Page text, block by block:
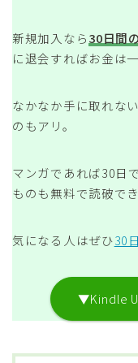
新規加入なら30日間
に退会すればお金は
なかなか手に取れな
のもアリ。
マンガであれば30日
ものも無料で読破でき
気になる人はぜひ30
▼Kindle